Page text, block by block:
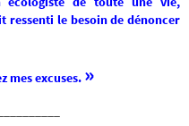
le besoin de dénoncer
mes excuses. »